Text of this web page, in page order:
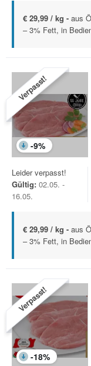
€ 29,99 / kg - aus
– 3% Fett, in
Verpasst!
-9%
Leider verpasst!
Gültig: 02.05. -
16.05.
€ 29,99 / kg - aus
– 3% Fett, in
Verpasst!
-18%